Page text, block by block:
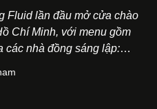
Fluid lần đầu mở cửa chào
Chí Minh, với menu gồm
các nhà đồng sáng lập:
chóng được yêu thích